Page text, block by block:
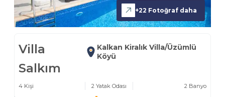
+22 Fotoğraf daha
Villa
Salkım
Kalkan Kiralık Villa/Üzümlü
Köyü
4 Kişi 2 Yatak Odası 2 Banyo